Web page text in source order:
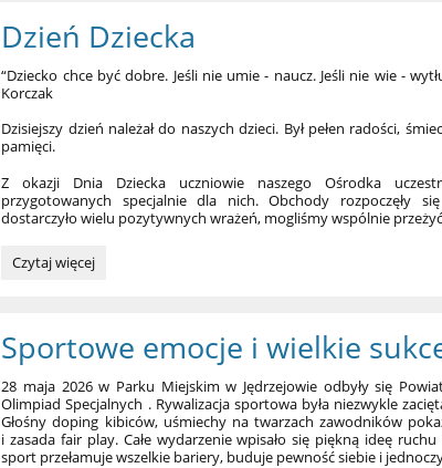
Dzień Dziecka
“Dziecko chce być dobre. Jeśli nie umie - naucz. Jeśli nie wie -
Korczak
Dzisiejszy dzień należał do naszych dzieci. Był pełen radości,
pamięci.
Z okazji Dnia Dziecka uczniowie naszego Ośrodka
przygotowanych specjalnie dla nich. Obchody rozpoczęły
dostarczyło wielu pozytywnych wrażeń, mogliśmy wspólnie
Dzień
Czytaj więcej
Sportowe emocje i wielkie
28 maja 2026 w Parku Miejskim w Jędrzejowie odbyły się
Olimpiad Specjalnych . Rywalizacja sportowa była niezwykle
Głośny doping kibiców, uśmiechy na twarzach zawodników
i zasada fair play. Całe wydarzenie wpisało się piękną ideę
sport przełamuje wszelkie bariery, buduje pewność siebie i